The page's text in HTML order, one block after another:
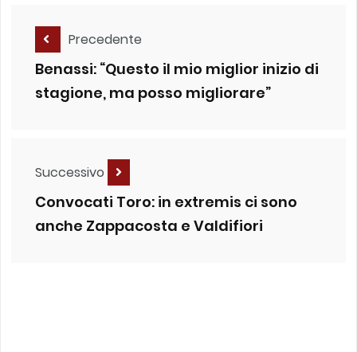
Precedente
Benassi: “Questo il mio miglior inizio di
stagione, ma posso migliorare”
Successivo
Convocati Toro: in extremis ci sono
anche Zappacosta e Valdifiori